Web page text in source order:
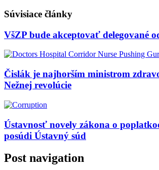
Súvisiace články
VšZP bude akceptovať delegované
Čislák je najhorším ministrom
Nežnej revolúcie
Ústavnosť novely zákona o
posúdi Ústavný súd
Post navigation